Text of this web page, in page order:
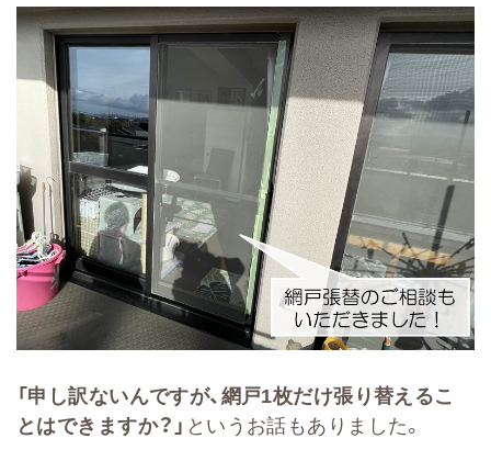
「申し訳ないんですが、網戸1枚だけ張り替えるこ
とはできますか？」 というお話もありました。